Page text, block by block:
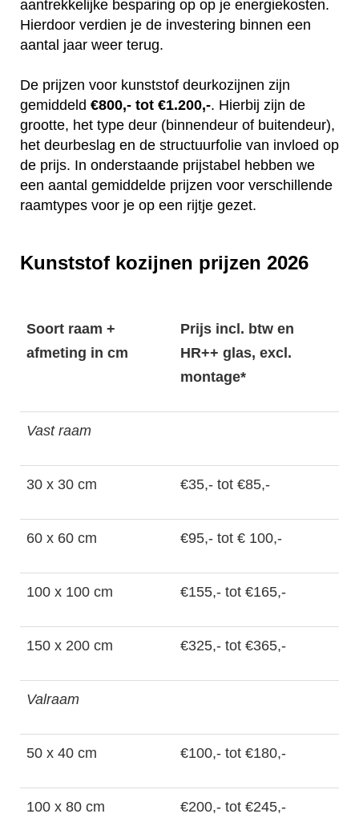
aantrekkelijke besparing op op je energiekosten.
Hierdoor verdien je de investering binnen een
aantal jaar weer terug.
De prijzen voor kunststof deurkozijnen zijn
gemiddeld €800,- tot €1.200,-. Hierbij zijn de
grootte, het type deur (binnendeur of buitendeur),
het deurbeslag en de structuurfolie van invloed op
de prijs. In onderstaande prijstabel hebben we
een aantal gemiddelde prijzen voor verschillende
raamtypes voor je op een rijtje gezet.
Kunststof kozijnen prijzen 2026
Soort raam +
afmeting in cm
Prijs incl. btw en
HR++ glas, excl.
montage*
Vast raam
30 x 30 cm €35,- tot €85,-
60 x 60 cm €95,- tot € 100,-
100 x 100 cm €155,- tot €165,-
150 x 200 cm €325,- tot €365,-
Valraam
50 x 40 cm €100,- tot €180,-
100 x 80 cm €200,- tot €245,-